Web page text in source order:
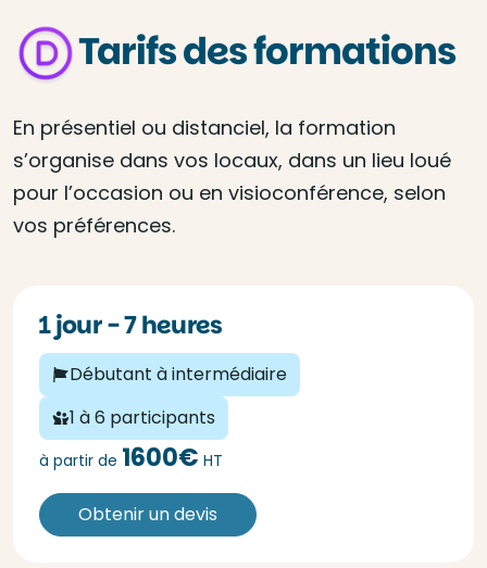
Tarifs des formations
En présentiel ou distanciel, la formation
s’organise dans vos locaux, dans un lieu loué
pour l’occasion ou en visioconférence, selon
vos préférences.
1 jour - 7 heures
Débutant à intermédiaire
1 à 6 participants
à partir de 1600€ HT
Obtenir un devis